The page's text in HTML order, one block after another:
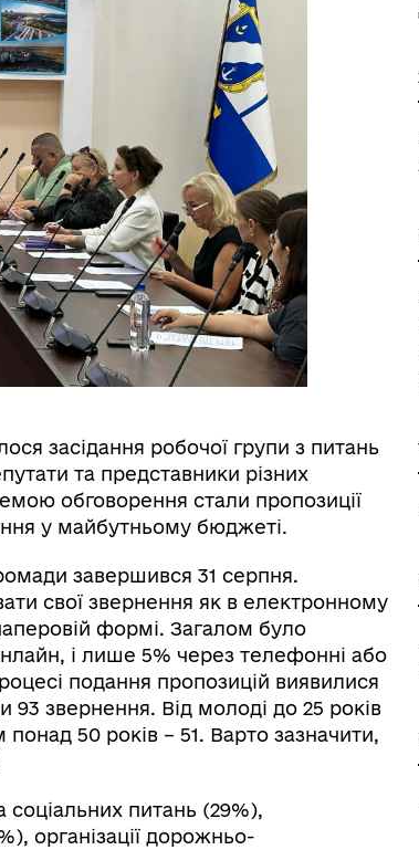
засідання робочої групи з питань
та представники різних
обговорення стали пропозиції
у майбутньому бюджеті.
завершився 31 серпня.
свої звернення як в електронному
формі. Загалом було
і лише 5% через телефонні або
подання пропозицій виявилися
93 звернення. Від молоді до 25 років
50 років – 51. Варто зазначити,
соціальних питань (29%),
організації дорожньо-